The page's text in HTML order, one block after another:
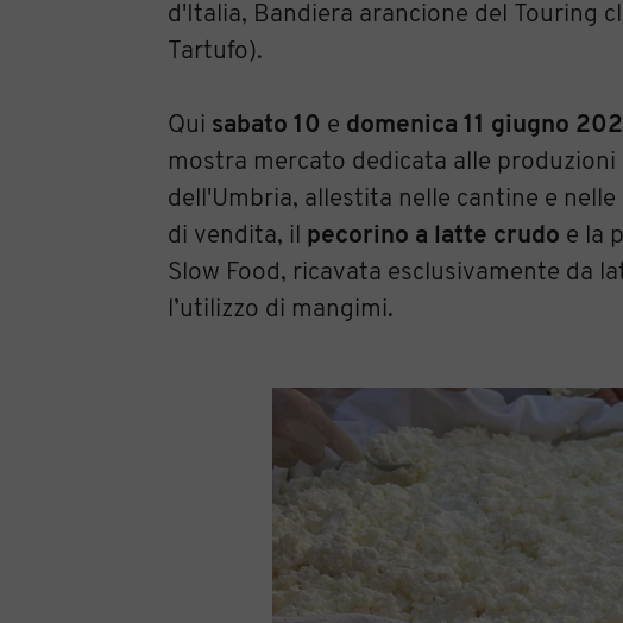
d'Italia, Bandiera arancione del Touring
Tartufo).
Qui sabato 10 e domenica 11 giugno
mostra mercato dedicata alle
dell'Umbria, allestita nelle cantine e
di vendita, il pecorino a latte crudo e la
Slow Food, ricavata esclusivamente da
l’utilizzo di mangimi.